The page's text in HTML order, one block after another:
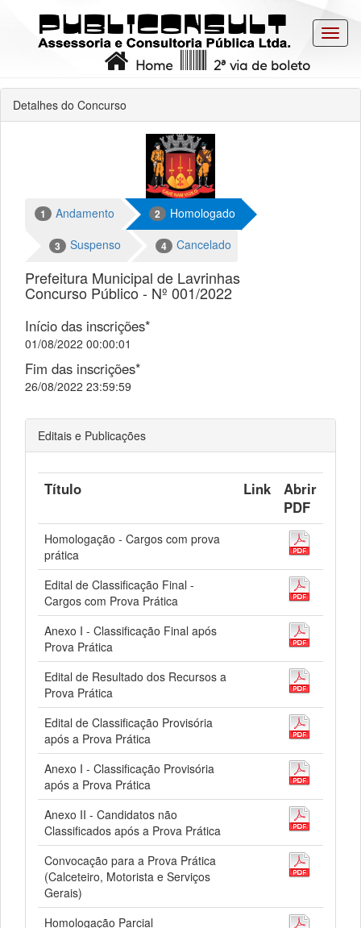
2ª via de boleto
Home
Detalhes do Concurso
1 Andamento 2 Homologado
3 Suspenso 4 Cancelado
Prefeitura Municipal de Lavrinhas
Concurso Público - Nº 001/2022
Início das inscrições*
01/08/2022 00:00:01
Fim das inscrições*
26/08/2022 23:59:59
Editais e Publicações
Título Link
Abrir
PDF
Homologação - Cargos com prova
prática
Edital de Classificação Final -
Cargos com Prova Prática
Anexo I - Classificação Final após
Prova Prática
Edital de Resultado dos Recursos a
Prova Prática
Edital de Classificação Provisória
após a Prova Prática
Anexo I - Classificação Provisória
após a Prova Prática
Anexo II - Candidatos não
Classificados após a Prova Prática
Convocação para a Prova Prática
(Calceteiro, Motorista e Serviços
Gerais)
Homologação Parcial